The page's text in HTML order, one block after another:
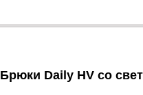
Брюки Daily HV со